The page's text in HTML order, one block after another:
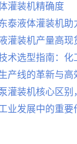
灌装机精确度
产线的革新与高
业发展中的重要